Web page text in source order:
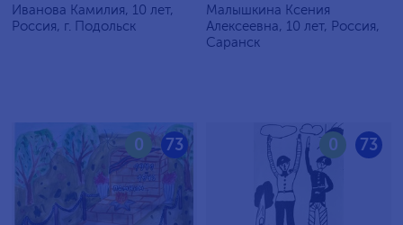
Иванова Камилия, 10 лет,
Россия, г. Подольск
Малышкина Ксения
Алексеевна, 10 лет, Россия,
Саранск
73
0 73
0